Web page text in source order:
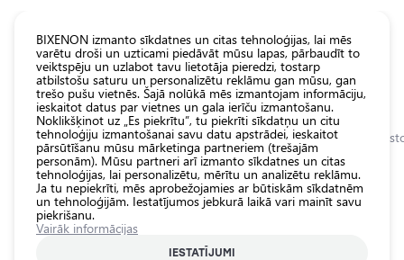
Sākumlapa Kategorijas Veikals Apgaismojuma aksesuāri Canbus
CANBUS Rezistors LED lampām,
Visas
veikala
preces
Veikals
Pamatlukturu
spuldzes
Ārējais auto
BIXENON izmanto sīkdatnes un citas tehnoloģijas, lai mēs
varētu droši un uzticami piedāvāt mūsu lapas, pārbaudīt to
veiktspēju un uzlabot tavu lietotāja pieredzi, tostarp
atbilstošu saturu un personalizētu reklāmu gan mūsu, gan
trešo pušu vietnēs. Šajā nolūkā mēs izmantojam informāciju,
ieskaitot datus par vietnes un gala ierīču izmantošanu.
Noklikšķinot uz „Es piekrītu”, tu piekrīti sīkdatņu un citu
tehnoloģiju izmantošanai savu datu apstrādei, ieskaitot
pārsūtīšanu mūsu mārketinga partneriem (trešajām
personām). Mūsu partneri arī izmanto sīkdatnes un citas
tehnoloģijas, lai personalizētu, mērītu un analizētu reklāmu.
Ja tu nepiekrīti, mēs aprobežojamies ar būtiskām sīkdatnēm
un tehnoloģijām. Iestatījumos jebkurā laikā vari mainīt savu
piekrišanu.
Vairāk informācijas
IESTATĪJUMI